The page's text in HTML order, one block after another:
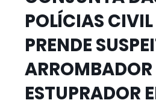
POLÍCIAS
PRENDE
ARROMBADOR
ESTUPRADOR